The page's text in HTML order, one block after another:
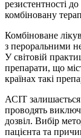
резистентності
комбіновану
Комбіноване
з пероральними
У світовій
препарати, що
країнах такі
АСІТ
проводять
дозвіл. Вибір
пацієнта та